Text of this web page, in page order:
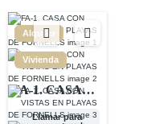
Alquiler
Vivienda
FA-1. CASA
CON VISTAS
Llamar para